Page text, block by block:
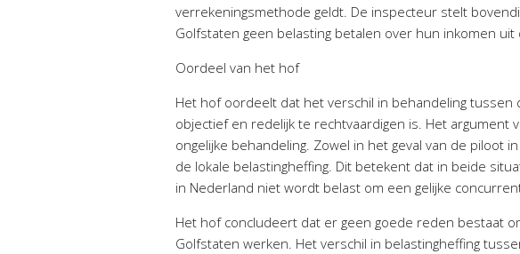
verrekeningsmethode geldt. De inspecteur stelt
Golfstaten geen belasting betalen over hun inkomen
Oordeel van het hof
Het hof oordeelt dat het verschil in behandeling
objectief en redelijk te rechtvaardigen is. Het
ongelijke behandeling. Zowel in het geval van de piloot
de lokale belastingheffing. Dit betekent dat in beide
in Nederland niet wordt belast om een gelijke
Het hof concludeert dat er geen goede reden bestaat
Golfstaten werken. Het verschil in belastingheffing